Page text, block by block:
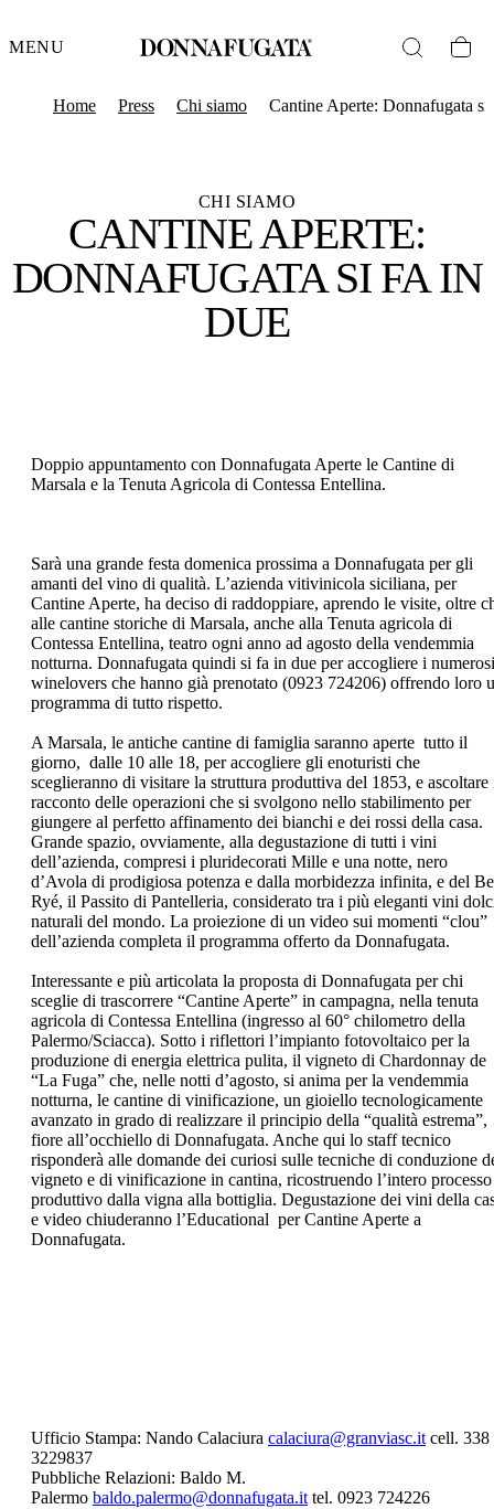
MENU
Home Press Chi siamo Cantine Aperte: Donnafugata si
CHI SIAMO
CANTINE APERTE:
DONNAFUGATA SI FA IN
DUE
Doppio appuntamento con Donnafugata Aperte le Cantine di
Marsala e la Tenuta Agricola di Contessa Entellina.
Sarà una grande festa domenica prossima a Donnafugata per gli
amanti del vino di qualità. L’azienda vitivinicola siciliana, per
Cantine Aperte, ha deciso di raddoppiare, aprendo le visite, oltre
alle cantine storiche di Marsala, anche alla Tenuta agricola di
Contessa Entellina, teatro ogni anno ad agosto della vendemmia
notturna. Donnafugata quindi si fa in due per accogliere i numerosi
winelovers che hanno già prenotato (0923 724206) offrendo loro
programma di tutto rispetto.
A Marsala, le antiche cantine di famiglia saranno aperte tutto il
giorno, dalle 10 alle 18, per accogliere gli enoturisti che
sceglieranno di visitare la struttura produttiva del 1853, e ascoltare
racconto delle operazioni che si svolgono nello stabilimento per
giungere al perfetto affinamento dei bianchi e dei rossi della casa.
Grande spazio, ovviamente, alla degustazione di tutti i vini
dell’azienda, compresi i pluridecorati Mille e una notte, nero
d’Avola di prodigiosa potenza e dalla morbidezza infinita, e del
Ryé, il Passito di Pantelleria, considerato tra i più eleganti vini
naturali del mondo. La proiezione di un video sui momenti “clou”
dell’azienda completa il programma offerto da Donnafugata.
Interessante e più articolata la proposta di Donnafugata per chi
sceglie di trascorrere “Cantine Aperte” in campagna, nella tenuta
agricola di Contessa Entellina (ingresso al 60° chilometro della
Palermo/Sciacca). Sotto i riflettori l’impianto fotovoltaico per la
produzione di energia elettrica pulita, il vigneto di Chardonnay de
“La Fuga” che, nelle notti d’agosto, si anima per la vendemmia
notturna, le cantine di vinificazione, un gioiello tecnologicamente
avanzato in grado di realizzare il principio della “qualità estrema”,
fiore all’occhiello di Donnafugata. Anche qui lo staff tecnico
risponderà alle domande dei curiosi sulle tecniche di conduzione
vigneto e di vinificazione in cantina, ricostruendo l’intero processo
produttivo dalla vigna alla bottiglia. Degustazione dei vini della
e video chiuderanno l’Educational per Cantine Aperte a
Donnafugata.
Ufficio Stampa: Nando Calaciura calaciura@granviasc.it cell. 338
3229837
Pubbliche Relazioni: Baldo M.
Palermo baldo.palermo@donnafugata.it tel. 0923 724226